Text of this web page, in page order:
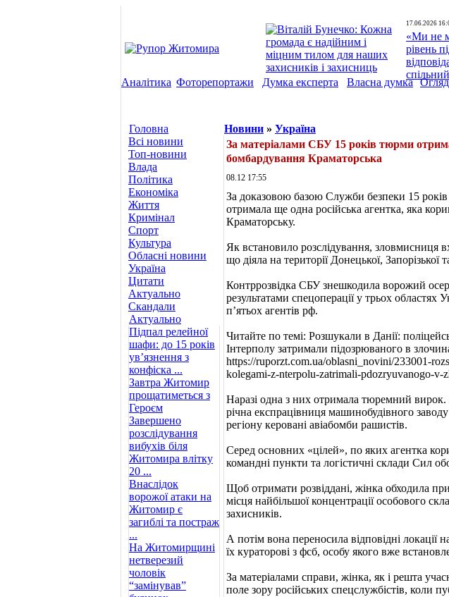
17.06.2026
«Ми не
рівень
Аналітика Фоторепортажи Думка експерта Власна думка
Головна
Всі новини
Топ-новини
Влада
Політика
Економіка
Життя
Кримінал
Спорт
Культура
Обласні новини
Україна
Цитати
Актуально
Скандали
Актуально
Підпал релейної
шафи: до 15 років
ув’язнення з
конфіска ...
Завтра Житомир
прощатиметься з
Героєм
Завершено
розслідування
вибухів біля
Житомира влітку
20 ...
Внаслідок
ворожої атаки на
Житомир є
загиблі та постраж
...
На Житомирщині
нетверезий
чоловік
“замінував”
Новини » Україна
За матеріалами СБУ 15 років тюрми
бомбардування Краматорська
08.12 17:55
За доказовою базою Служби безпеки 15 років
отримала ще одна російська агентка, яка
Краматорську.
Як встановило розслідування, зловмисниця
що діяла на території Донецької, Запорізької
Контррозвідка СБУ знешкодила ворожий
результатами спецоперації у трьох областях
пʼятьох агентів рф.
Читайте по темі: Розшукали в Данії:
Інтерполу затримали підозрюваного в
https://ruporzt.com.ua/oblasni_novini/233001-
kolegami-z-nterpolu-zatrimali-pdozryuvanogo-v-
Наразі одна з них отримала тюремний
річна експрацівниця машинобудівного
регіону керовані авіабомби рашистів.
Серед основних «цілей», по яких агентка
командні пункти та логістичні склади Сил
Щоб отримати розвіддані, жінка обходила
місця найбільшої концентрації особового
захисників.
А потім вона переносила відповідні локації
їх кураторові з фсб, особу якого вже
За матеріалами справи, жінка, як і решта
поле зору російських спецслужбістів, коли